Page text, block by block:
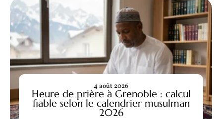
Heure de prière à Grenoble : calcul
fiable selon le calendrier musulman
2026
4 août 2026